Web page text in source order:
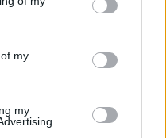
my
my